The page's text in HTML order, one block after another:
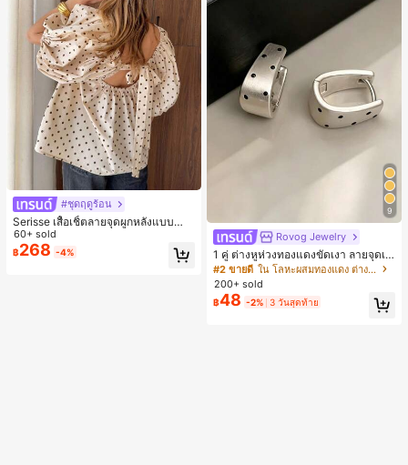
#ชุดฤดูร้อน
Serisse เสื้อเชิ้ตลายจุดผูกหลังแบบลำล
องสำหรับฤดูร้อน
60+ sold
฿268 -4%
9
Rovog Jewelry
1 คู่ ต่างหูห่วงทองแดงขัดเงา ลายจุดเร
ขาคณิตสไตล์มินิมอล เหมาะสำหรับสว
มใส่ประจำวันแบบสบายๆ สำหรับผู้หญิง
#2 ขายดี
ใน โลหะผสมทองแดง ต่างหูผู้หญิง
200+ sold
฿48 -2% 3 วันสุดท้าย